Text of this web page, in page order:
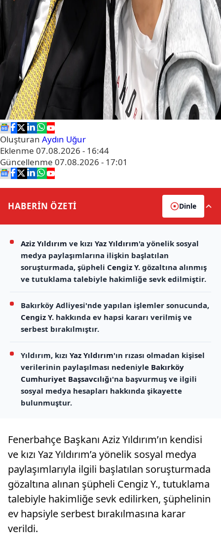
Oluşturan Aydın Uğur
Eklenme 07.08.2026 - 16:44
Güncellenme 07.08.2026 - 17:01
HABERİN ÖZETİ Dinle
Aziz Yıldırım ve kızı Yaz Yıldırım'a yönelik sosyal
medya paylaşımlarına ilişkin başlatılan
soruşturmada, şüpheli Cengiz Y. gözaltına alınmış
ve tutuklama talebiyle hakimliğe sevk edilmiştir.
Bakırköy Adliyesi'nde yapılan işlemler sonucunda,
Cengiz Y. hakkında ev hapsi kararı verilmiş ve
serbest bırakılmıştır.
Yıldırım, kızı Yaz Yıldırım'ın rızası olmadan kişisel
verilerinin paylaşılması nedeniyle Bakırköy
Cumhuriyet Başsavcılığı'na başvurmuş ve ilgili
sosyal medya hesapları hakkında şikayette
bulunmuştur.
Fenerbahçe Başkanı Aziz Yıldırım’ın kendisi
ve kızı Yaz Yıldırım’a yönelik sosyal medya
paylaşımlarıyla ilgili başlatılan soruşturmada
gözaltına alınan şüpheli Cengiz Y., tutuklama
talebiyle hakimliğe sevk edilirken, şüphelinin
ev hapsiyle serbest bırakılmasına karar
verildi.